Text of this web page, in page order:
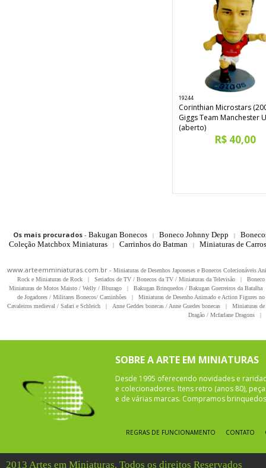
19244
Corinthian Microstars
Giggs Team Manchester
(aberto)
R$ 40,00
Os mais procurados- Bakugan Bonecos | Boneco Johnny Depp |
Coleção Matchbox Miniaturas
| Carrinhos do Batman | Miniaturas de
www.arteemminiaturas.com.br - Miniaturas de Desenhos Japoneses e Bonecos Colecionáveis
Rock e Miniaturas de Rock
| Seriados de TV / Bonecos da TV / Miniaturas da Televisão |
Miniaturas de Motos Maisto / Welly / Bburago
| Bakugan Brinquedos / Bakugan Guerreiros da Batalha
de Jogadores / Militares Bonecos/ Caminhões
|
Miniaturas de Desenho Animado e Action Figures
Cavaleiros medieval / Safari e Schleich
| Anne Geddes bonecas / Anne Guedes bonecas |
Miniaturas
Dragão / Mcfarlane Dragons
|
SOBRE A ARTE EM MINIATURAS
Desde 1995 oferecendo novidades e
e colecionadores. Itens retro (anos 80),
e de várias marcas. Compramos
REGRAS DE FUNCIONAMENTO CONTATO
2013 Artes em Miniaturas. Todos os direitos Reservados